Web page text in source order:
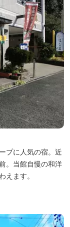
プに人気の宿。近
。当館自慢の和洋
えます。